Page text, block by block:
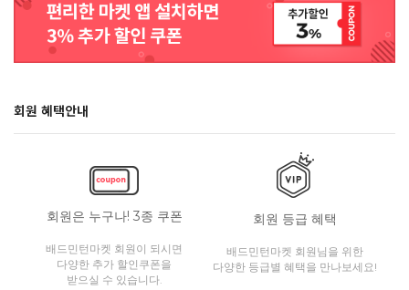
회원 혜택안내
회원은 누구나! 3종 쿠폰
배드민턴마켓 회원이 되시면
다양한 추가 할인쿠폰을
받으실 수 있습니다.
회원 등급 혜택
배드민턴마켓 회원님을 위한
다양한 등급별 혜택을 만나보세요!